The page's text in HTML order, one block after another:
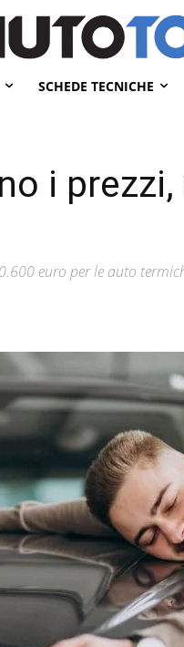
SCHEDE TECNICHE
i
euro per le auto